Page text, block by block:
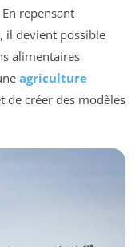
repensant
il devient possible
alimentaires
agriculture
de créer des modèles